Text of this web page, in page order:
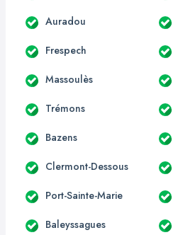
Auradou
Frespech
Massoulès
Trémons
Bazens
Clermont-Dessous
Port-Sainte-Marie
Baleyssagues